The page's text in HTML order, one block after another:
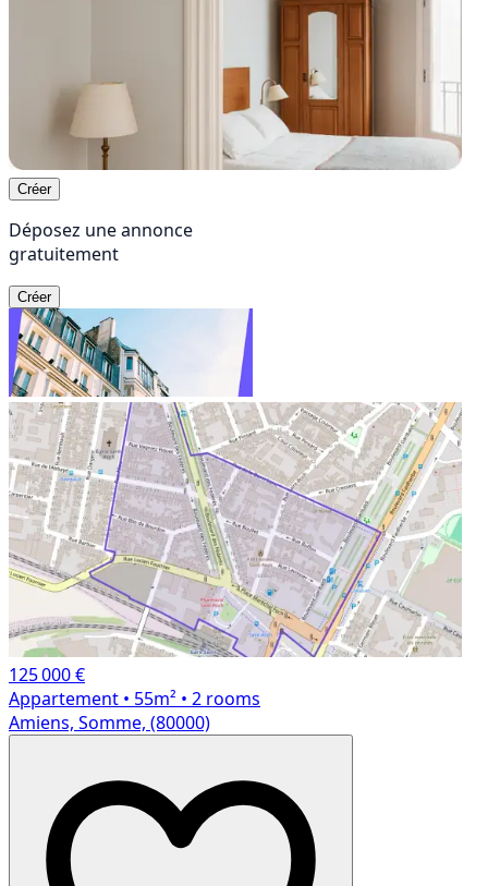
Créer
Déposez une annonce
gratuitement
Créer
125 000 €
Appartement • 55m² • 2 rooms
Amiens, Somme, (80000)